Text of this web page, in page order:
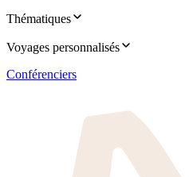
Thématiques
Voyages personnalisés
Conférenciers